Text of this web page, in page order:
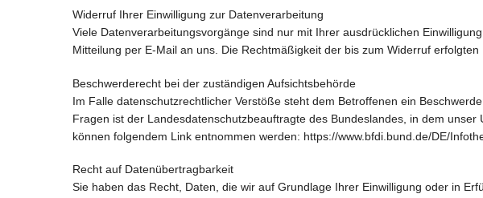
Widerruf Ihrer Einwilligung zur Datenverarbeitung
Viele Datenverarbeitungsvorgänge sind nur mit Ihrer ausdrücklichen
Mitteilung per E-Mail an uns. Die Rechtmäßigkeit der bis zum Widerruf
Beschwerderecht bei der zuständigen Aufsichtsbehörde
Im Falle datenschutzrechtlicher Verstöße steht dem Betroffenen ein
Fragen ist der Landesdatenschutzbeauftragte des Bundeslandes, in dem
können folgendem Link entnommen werden: https://www.bfdi.bund.de/DE/
Recht auf Datenübertragbarkeit
Sie haben das Recht, Daten, die wir auf Grundlage Ihrer Einwilligung oder in